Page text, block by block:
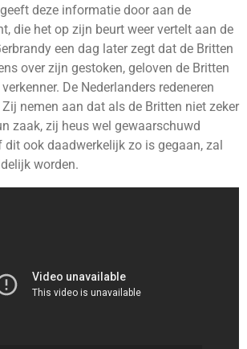
deze informatie door aan de
die het op zijn beurt weer vertelt aan de
een dag later zegt dat de Britten
over zijn gestoken, geloven de Britten
De Nederlanders redeneren
nemen aan dat als de Britten niet zeker
zaak, zij heus wel gewaarschuwd
dit ook daadwerkelijk zo is gegaan, zal
worden.